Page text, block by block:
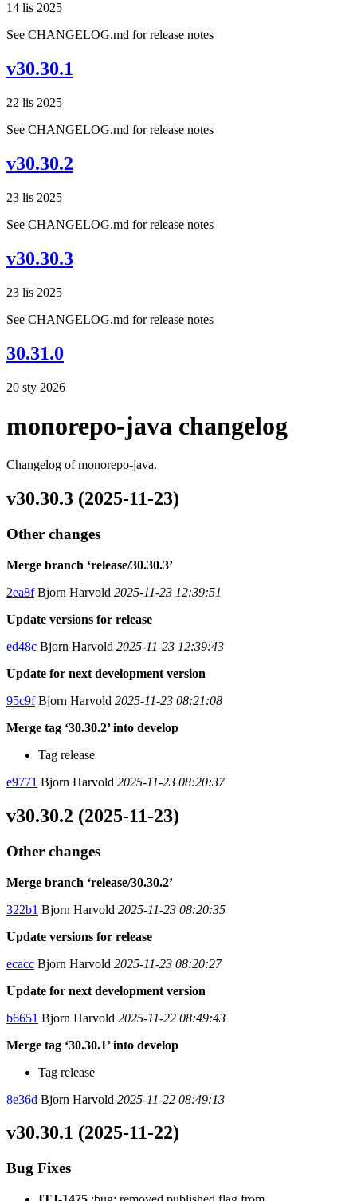
14 lis 2025
See CHANGELOG.md for release notes
v30.30.1
22 lis 2025
See CHANGELOG.md for release notes
v30.30.2
23 lis 2025
See CHANGELOG.md for release notes
v30.30.3
23 lis 2025
See CHANGELOG.md for release notes
30.31.0
20 sty 2026
monorepo-java changelog
Changelog of monorepo-java.
v30.30.3 (2025-11-23)
Other changes
Merge branch ‘release/30.30.3’
2ea8fBjorn Harvold 2025-11-23 12:39:51
Update versions for release
ed48c Bjorn Harvold 2025-11-23 12:39:43
Update for next development version
95c9fBjorn Harvold 2025-11-23 08:21:08
Merge tag ‘30.30.2’ into develop
Tag release
e9771 Bjorn Harvold 2025-11-23 08:20:37
v30.30.2 (2025-11-23)
Other changes
Merge branch ‘release/30.30.2’
322b1 Bjorn Harvold 2025-11-23 08:20:35
Update versions for release
ecacc Bjorn Harvold 2025-11-23 08:20:27
Update for next development version
b6651 Bjorn Harvold 2025-11-22 08:49:43
Merge tag ‘30.30.1’ into develop
Tag release
8e36d Bjorn Harvold 2025-11-22 08:49:13
v30.30.1 (2025-11-22)
Bug Fixes